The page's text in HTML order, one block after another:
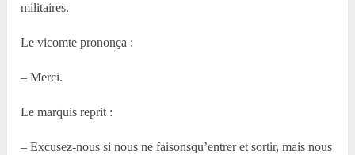
militaires.
Le vicomte prononça :
– Merci.
Le marquis reprit :
– Excusez-nous si nous ne faisonsqu’entrer et sortir, mais nous